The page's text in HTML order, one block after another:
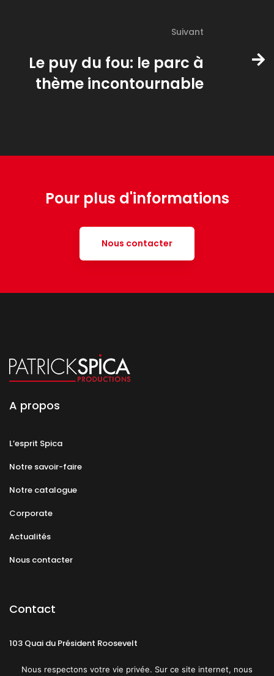
Suivant
Le puy du fou: le parc à
thème incontournable
Pour plus d'informations
Nous contacter
A propos
L’esprit Spica
Notre savoir-faire
Notre catalogue
Corporate
Actualités
Nous contacter
Contact
103 Quai du Président Roosevelt
Nous respectons votre vie privée. Sur ce site internet, nous